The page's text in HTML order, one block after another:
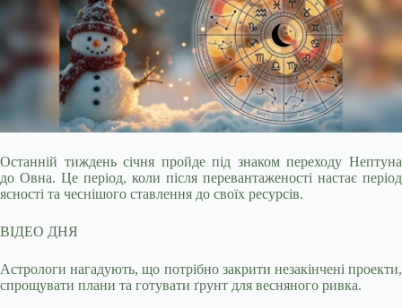
Останній тиждень січня пройде під знаком переходу Нептуна
до Овна. Це період, коли після перевантаженості настає період
ясності та чеснішого ставлення до своїх ресурсів.
ВІДЕО ДНЯ
Астрологи нагадують, що потрібно закрити незакінчені проекти,
спрощувати плани та готувати ґрунт для весняного ривка.